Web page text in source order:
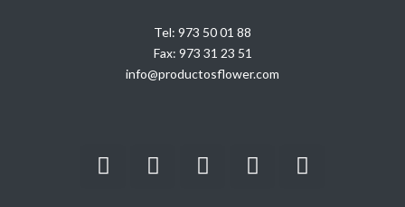
Tel: 973 50 01 88
Fax: 973 31 23 51
info@productosflower.com